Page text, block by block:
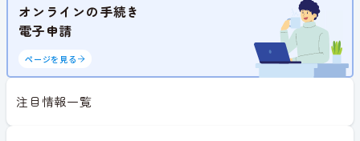
オンラインの手続き
電子申請
ページを見る
注目情報一覧